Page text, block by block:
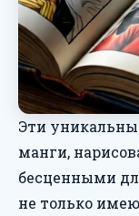
Эти
манги,
бесценными
не только